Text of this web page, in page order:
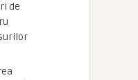
de